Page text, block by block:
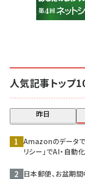
人気記事トップ
昨日
Amazonのデータで
リシー」でAI・自
日本郵便、お盆期